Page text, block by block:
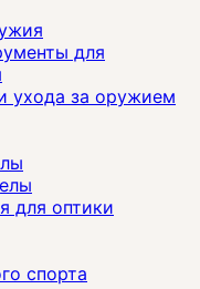
для
ухода за оружием
для оптики
спорта